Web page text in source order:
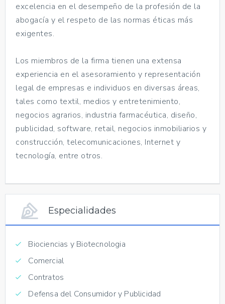
excelencia en el desempeño de la profesión de la
abogacía y el respeto de las normas éticas más
exigentes.
Los miembros de la firma tienen una extensa
experiencia en el asesoramiento y representación
legal de empresas e individuos en diversas áreas,
tales como textil, medios y entretenimiento,
negocios agrarios, industria farmacéutica, diseño,
publicidad, software, retail, negocios inmobiliarios y
construcción, telecomunicaciones, Internet y
tecnología, entre otros.
Especialidades
Biociencias y Biotecnologia
Comercial
Contratos
Defensa del Consumidor y Publicidad